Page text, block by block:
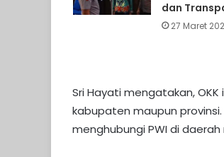
dan
27 Maret
Sri Hayati mengatakan,
kabupaten maupun
menghubungi PWI di